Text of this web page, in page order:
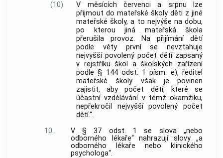
(10)
V měsících červenci a srpnu lze
přijmout do mateřské školy děti z jiné
mateřské školy, a to nejvýše na dobu,
po kterou jiná mateřská škola
přerušila provoz. Na přijímání dětí
podle věty první se nevztahuje
nejvyšší povolený počet dětí zapsaný
v rejstříku škol a školských zařízení
podle § 144 odst. 1 písm. e), ředitel
mateřské školy však je povinen
zajistit, aby počet dětí, které se
účastní vzdělávání v témž okamžiku,
nepřekročil nejvyšší povolený počet
dětí.“.
10.
V § 37 odst. 1 se slova „nebo
odborného lékaře“ nahrazují slovy „a
odborného lékaře nebo klinického
psychologa“.